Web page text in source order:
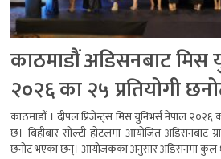
काठमाडौं अडिसनबाट मिस
२०२६ का २५ प्रतियोगी
काठमाडौं । दीपल प्रिजेन्ट्स मिस युनिभर्स नेपाल
छ। बिहीबार सोल्टी होटलमा आयोजित अडिसनबाट
छनोट भएका छन्। आयोजकका अनुसार अडिसनमा कुल